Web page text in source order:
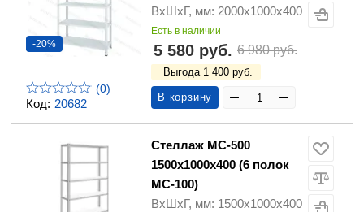
Код: 20682
-20%
(0)
ВхШхГ, мм: 2000х1000х400
Есть в наличии
5 580 руб. 6 980 руб.
Выгода 1 400 руб.
В корзину
Стеллаж МС-500
1500х1000х400 (6 полок
МС-100)
ВхШхГ, мм: 1500х1000х400